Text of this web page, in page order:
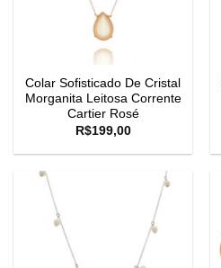
Colar Sofisticado De Cristal
Morganita Leitosa Corrente
Cartier Rosé
R$199,00